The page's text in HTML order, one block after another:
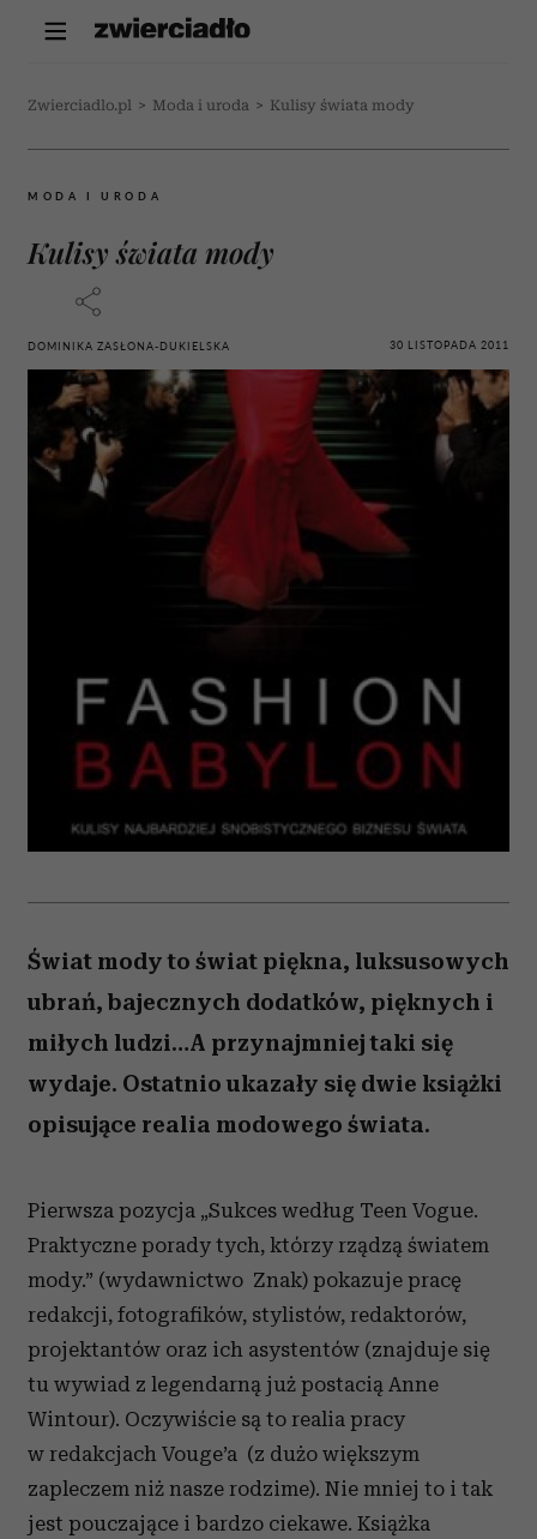
Zwierciadlo.pl > Moda i uroda > Kulisy świata mody
MODA I URODA
Kulisy świata mody
DOMINIKA ZASŁONA-DUKIELSKA 30 LISTOPADA 2011
Świat mody to świat piękna, luksusowych
ubrań, bajecznych dodatków, pięknych i
miłych ludzi…A przynajmniej taki się
wydaje. Ostatnio ukazały się dwie książki
opisujące realia modowego świata.
Pierwsza pozycja „Sukces według Teen Vogue.
Praktyczne porady tych, którzy rządzą światem
mody.” (wydawnictwo Znak) pokazuje pracę
redakcji, fotografików, stylistów, redaktorów,
projektantów oraz ich asystentów (znajduje się
tu wywiad z legendarną już postacią Anne
Wintour). Oczywiście są to realia pracy
w redakcjach Vouge’a (z dużo większym
zapleczem niż nasze rodzime). Nie mniej to i tak
jest pouczające i bardzo ciekawe. Książka